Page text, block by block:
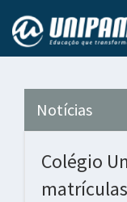
Notícias
Colégio